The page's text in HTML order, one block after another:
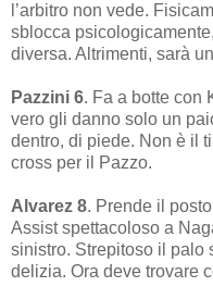
l’arbitro non vede.
sblocca
diversa. Altrimenti, sarà
Pazzini 6. Fa a botte con
vero gli danno solo un
dentro, di piede. Non è il
cross per il Pazzo.
Alvarez 8. Prende il
Assist spettacoloso a
sinistro. Strepitoso il palo
delizia. Ora deve trovare